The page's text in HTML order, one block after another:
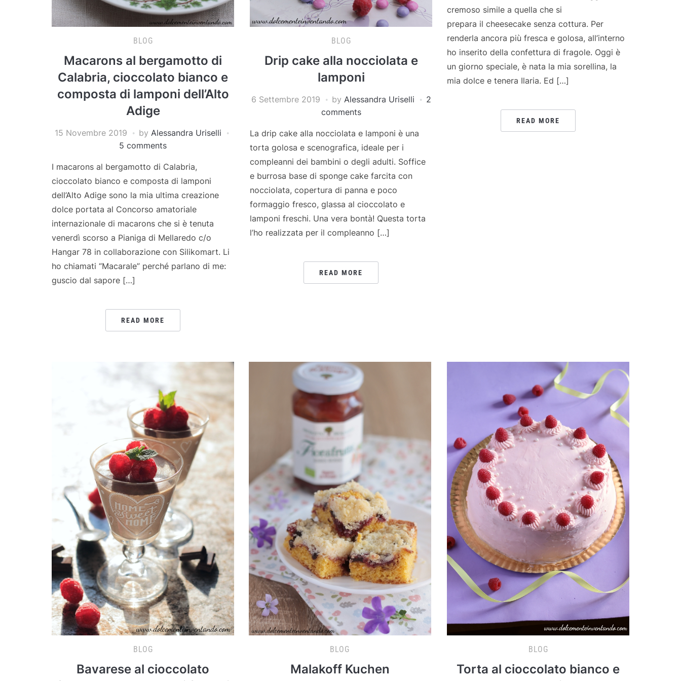
BLOG
Macarons al bergamotto di
Calabria, cioccolato bianco e
composta di lamponi dell’Alto
Adige
15 Novembre 2019 by Alessandra Uriselli
5 comments
I macarons al bergamotto di Calabria,
cioccolato bianco e composta di lamponi
dell’Alto Adige sono la mia ultima creazione
dolce portata al Concorso amatoriale
internazionale di macarons che si è tenuta
venerdì scorso a Pianiga di Mellaredo c/o
Hangar 78 in collaborazione con Silikomart. Li
ho chiamati “Macarale” perché parlano di me:
guscio dal sapore […]
READ MORE
BLOG
Drip cake alla nocciolata e
lamponi
6 Settembre 2019 by Alessandra Uriselli
2
comments
La drip cake alla nocciolata e lamponi è una
torta golosa e scenografica, ideale per i
compleanni dei bambini o degli adulti. Soffice
e burrosa base di sponge cake farcita con
nocciolata, copertura di panna e poco
formaggio fresco, glassa al cioccolato e
lamponi freschi. Una vera bontà! Questa torta
l’ho realizzata per il compleanno […]
READ MORE
cremoso simile a quella che si
prepara il cheesecake senza cottura. Per
renderla ancora più fresca e golosa, all’interno
ho inserito della confettura di fragole. Oggi è
un giorno speciale, è nata la mia sorellina, la
mia dolce e tenera Ilaria. Ed […]
READ MORE
BLOG
Bavarese al cioccolato
BLOG
Malakoff Kuchen
BLOG
Torta al cioccolato bianco e